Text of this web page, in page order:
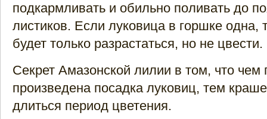
подкармливать и обильно поливать до
листиков. Если луковица в горшке одна,
будет только разрастаться, но не цвести.
Секрет Амазонской лилии в том, что чем
произведена посадка луковиц, тем
длиться период цветения.